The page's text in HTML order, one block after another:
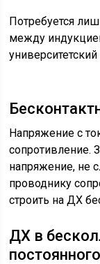
Потребуется
между
Напряжение с
сопротивление.
напряжение, не
проводнику
строить на ДХ
ДХ в